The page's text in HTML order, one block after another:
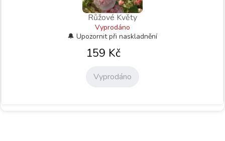
Růžové Květy
Vyprodáno
159 Kč
Vyprodáno